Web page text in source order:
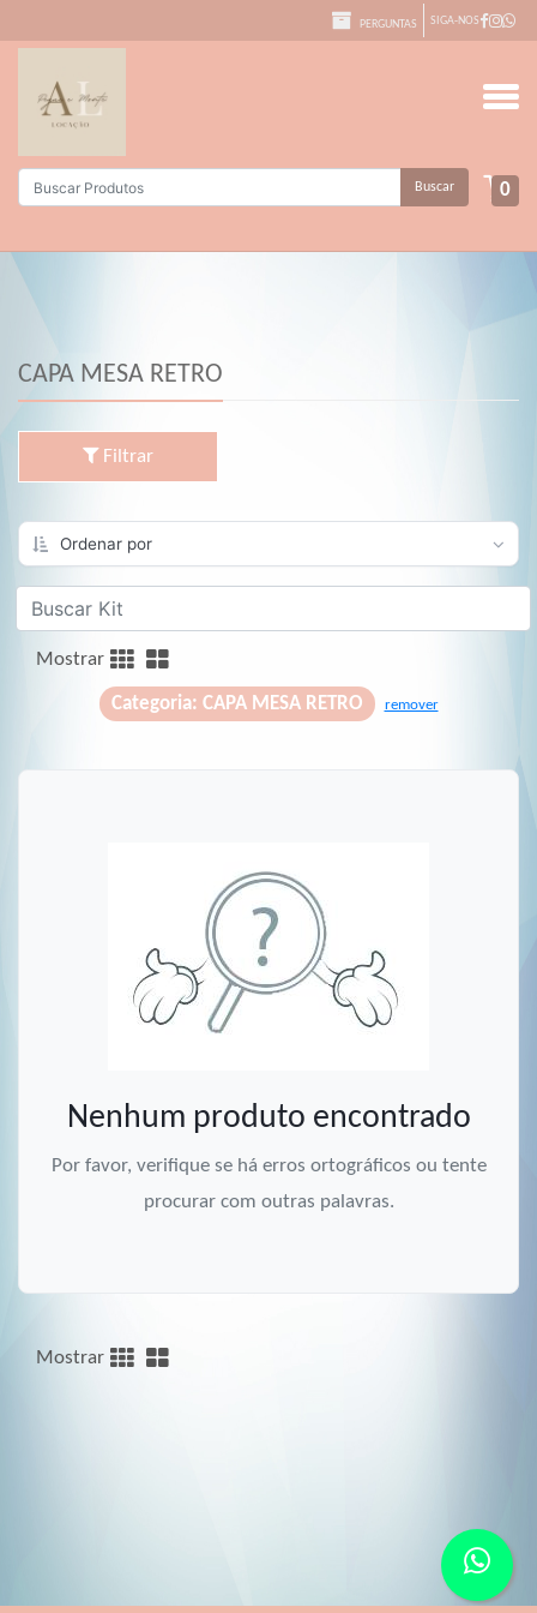
PERGUNTAS SIGA-NOS
Buscar 0
CAPA MESA RETRO
Filtrar
Mostrar
Categoria: CAPA MESA RETRO remover
Nenhum produto encontrado
Por favor, verifique se há erros ortográficos ou tente
procurar com outras palavras.
Mostrar